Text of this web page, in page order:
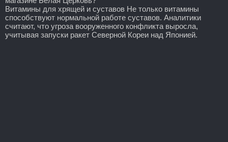
Витамины для хрящей и суставов Не только витамины
способствуют нормальной работе суставов. Аналитики
считают, что угроза вооруженного конфликта выросла,
учитывая запуски ракет Северной Кореи над Японией.